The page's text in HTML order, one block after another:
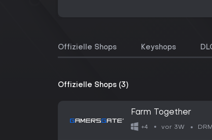
Offizielle Shops Keyshops
Offizielle Shops (3)
Farm Together
+4 vor 3W